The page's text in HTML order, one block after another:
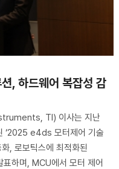
, 하드웨어 복잡성 감
TI) 이사는 지난
‘2025 e4ds 모터제어 기술
, 로보틱스에 최적화된
하며, MCU에서 모터 제어